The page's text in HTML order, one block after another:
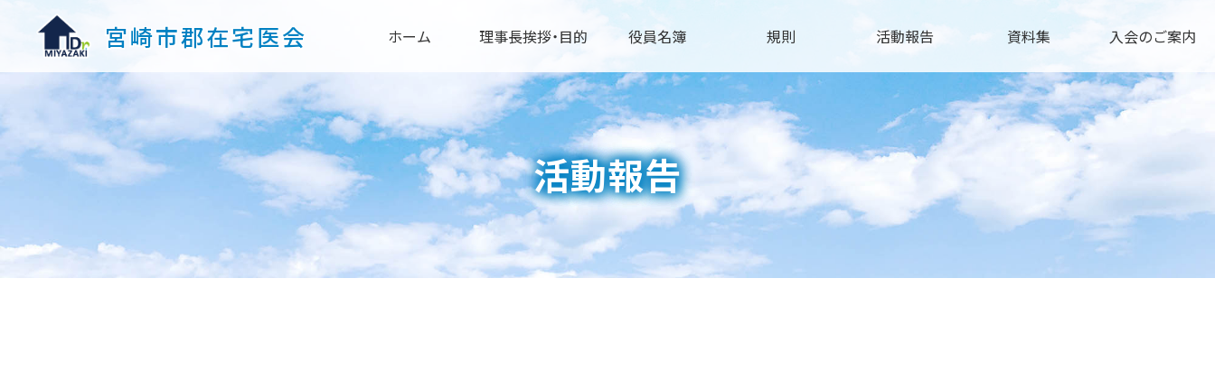
宮崎市郡在宅医会 ホーム 理事長挨拶・目的 役員名簿 規則 活動報告 資料集 入会のご案内
活動報告